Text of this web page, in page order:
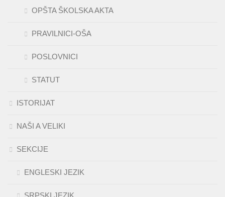
OPŠTA ŠKOLSKA AKTA
PRAVILNICI-OŠA
POSLOVNICI
STATUT
ISTORIJAT
NAŠI A VELIKI
SEKCIJE
ENGLESKI JEZIK